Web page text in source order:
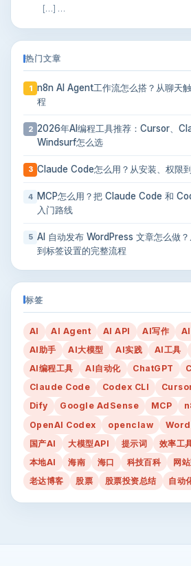
[…] …
热门文章
1 n8n AI Agent工作流怎么搭？从聊天
程
2 2026年AI编程工具推荐：Cursor、
Windsurf怎么选
3 Claude Code怎么用？从安装、权限
4
MCP怎么用？把 Claude Code 和
入门路线
5 AI 自动发布 WordPress 文章怎么做
到标签设置的完整流程
标签
AI AI Agent AI API AI写作
AI助手
AI大模型 AI实践 AI工具
AI编程工具
AI自动化 ChatGPT
Claude Code
Codex CLI
Dify
Google AdSense MCP
OpenAI Codex
openclaw
国产AI
大模型API 提示词 效率工
本地AI
海南 海口 科技百科 网
老达博客
股票 股票投资总结 自动